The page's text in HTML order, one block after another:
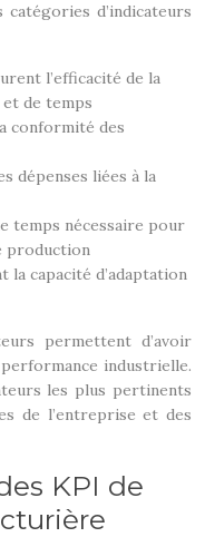
d’indicateurs
l’efficacité de la
de temps
conformité des
dépenses liées à la
temps nécessaire pour
production
la capacité d’adaptation
permettent d’avoir
industrielle.
les plus pertinents
de l’entreprise et des
KPI de